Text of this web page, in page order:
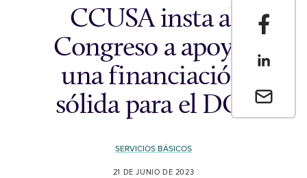
Envia un
CCUSA insta al
Congreso a apoyar
una financiación
sólida para el DOJ
SERVICIOS BÁSICOS
21 DE JUNIO DE 2023